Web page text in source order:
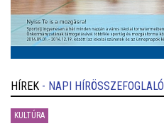
HÍREK - NAPI HÍRÖSSZEFOGLALÓ
KULTÚRA